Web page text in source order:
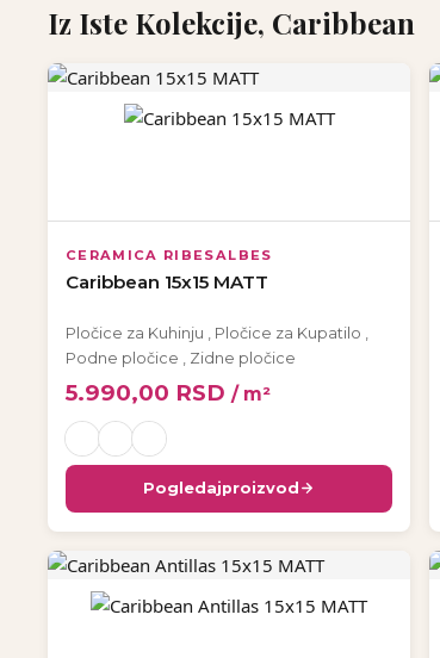
Iz Iste Kolekcije, Caribbean
CERAMICA RIBESALBES
Caribbean 15x15 MATT
Pločice za Kuhinju Pločice za Kupatilo
Podne pločice
Zidne pločice
5.990,00 RSD / m²
Pogledajproizvod